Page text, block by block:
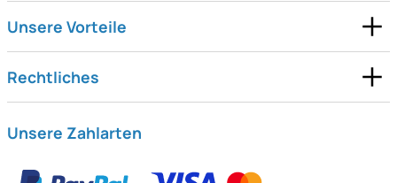
Unsere Vorteile
Rechtliches
Unsere Zahlarten